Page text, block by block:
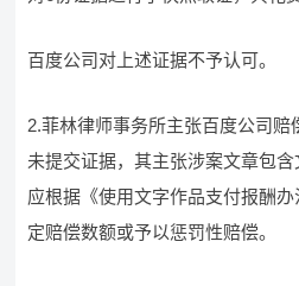
百度公司对上述证据不予认可。
2.菲林律师事务所主张百度公司赔
未提交证据，其主张涉案文章包含
应根据《使用文字作品支付报酬
定赔偿数额或予以惩罚性赔偿。